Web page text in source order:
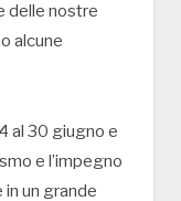
delle nostre
alcune
al 30 giugno e
e l’impegno
un grande